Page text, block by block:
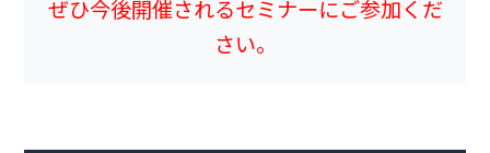
ぜひ今後開催されるセミナーにご参加くだ
さい。